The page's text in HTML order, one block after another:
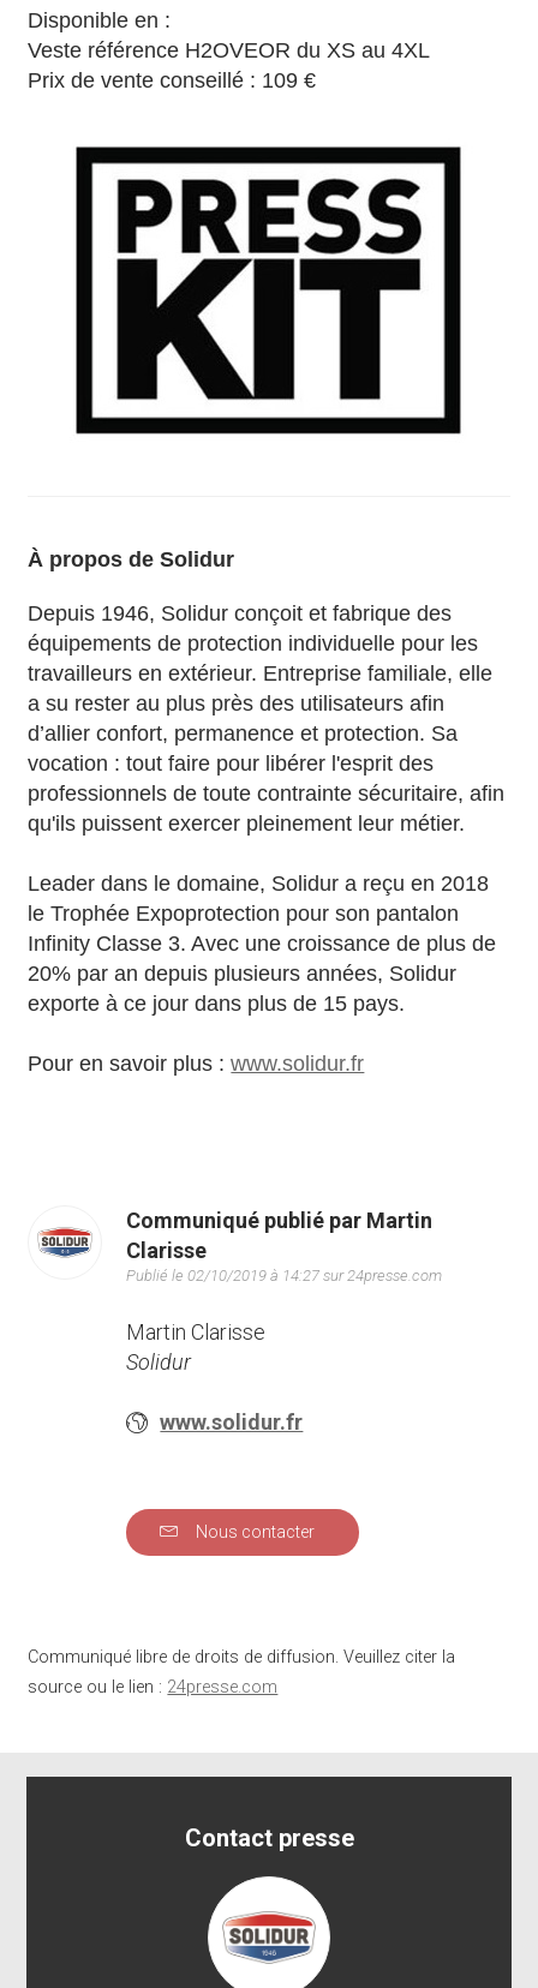
Disponible en :
Veste référence H2OVEOR du XS au 4XL
Prix de vente conseillé : 109 €
À propos de Solidur
Depuis 1946, Solidur conçoit et fabrique des
équipements de protection individuelle pour les
travailleurs en extérieur. Entreprise familiale, elle
a su rester au plus près des utilisateurs afin
d’allier confort, permanence et protection. Sa
vocation : tout faire pour libérer l'esprit des
professionnels de toute contrainte sécuritaire, afin
qu'ils puissent exercer pleinement leur métier.
Leader dans le domaine, Solidur a reçu en 2018
le Trophée Expoprotection pour son pantalon
Infinity Classe 3. Avec une croissance de plus de
20% par an depuis plusieurs années, Solidur
exporte à ce jour dans plus de 15 pays.
Pour en savoir plus :www.solidur.fr
Communiqué publié par Martin
Clarisse
Publié le 02/10/2019 à 14:27 sur 24presse.com
Martin Clarisse
Solidur
www.solidur.fr
Nous contacter
Communiqué libre de droits de diffusion. Veuillez citer la
source ou le lien : 24presse.com
Contact presse